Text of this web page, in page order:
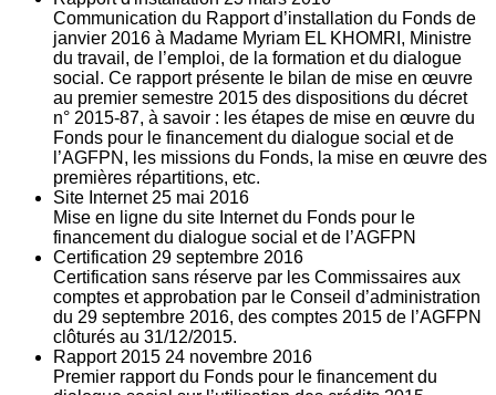
Communication du Rapport d’installation du Fonds de
janvier 2016 à Madame Myriam EL KHOMRI, Ministre
du travail, de l’emploi, de la formation et du dialogue
social. Ce rapport présente le bilan de mise en œuvre
au premier semestre 2015 des dispositions du décret
n° 2015-87, à savoir : les étapes de mise en œuvre du
Fonds pour le financement du dialogue social et de
l’AGFPN, les missions du Fonds, la mise en œuvre des
premières répartitions, etc.
Site Internet 25 mai 2016
Mise en ligne du site Internet du Fonds pour le
financement du dialogue social et de l’AGFPN
Certification 29 septembre 2016
Certification sans réserve par les Commissaires aux
comptes et approbation par le Conseil d’administration
du 29 septembre 2016, des comptes 2015 de l’AGFPN
clôturés au 31/12/2015.
Rapport 2015 24 novembre 2016
Premier rapport du Fonds pour le financement du